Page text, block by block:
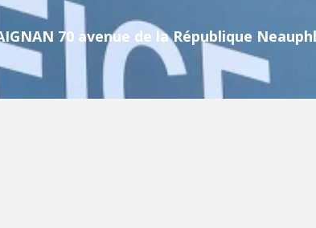
70 avenue de la République